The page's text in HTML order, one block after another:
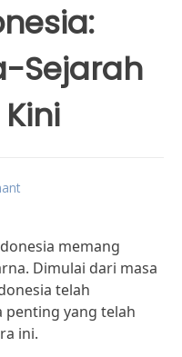
Sejarah
memang
Dimulai dari masa
telah
penting yang telah
ini.